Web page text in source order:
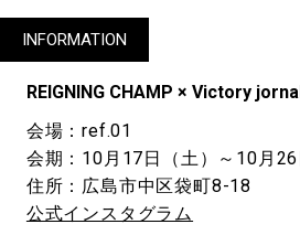
INFORMATION
REIGNING CHAMP × Victory
会場：ref.01
会期：10月17日（土）～10月26
住所：広島市中区袋町8-18
公式インスタグラム